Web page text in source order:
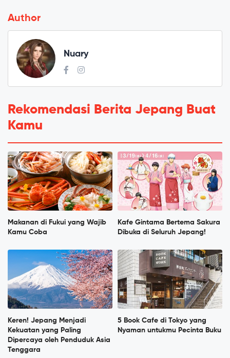
Author
Nuary
Rekomendasi Berita Jepang Buat
Kamu
Makanan di Fukui yang Wajib
Kamu Coba
Kafe Gintama Bertema Sakura
Dibuka di Seluruh Jepang!
Keren! Jepang Menjadi
Kekuatan yang Paling
Dipercaya oleh Penduduk Asia
Tenggara
5 Book Cafe di Tokyo yang
Nyaman untukmu Pecinta Buku